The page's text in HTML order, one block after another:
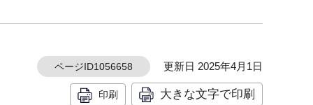
ページID1056658 更新日 2025年4月1日
印刷 大きな文字で印刷